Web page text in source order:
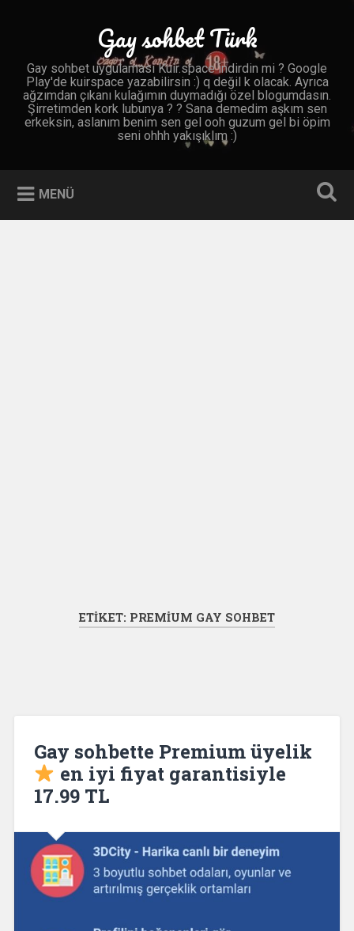
Gay sohbet Türk
Gay sohbet uygulaması Kuir.space indirdin mi ? Google
Play'de kuirspace yazabilirsin :) q değil k olacak. Ayrıca
ağzımdan çıkanı kulağımın duymadığı özel blogumdasın.
Şirretimden kork lubunya ? ? Sana demedim aşkım sen
erkeksin, aslanım benim sen gel ooh guzum gel bi öpim
seni ohhh yakışıklım :)
MENÜ
ETIKET: PREMIUM GAY SOHBET
Gay sohbette Premium üyelik
en iyi fiyat garantisiyle
17.99 TL